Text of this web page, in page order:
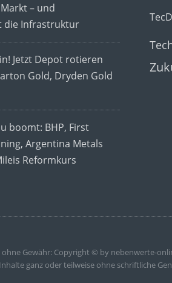
– und
die Infrastruktur
Jetzt Depot rotieren
Gold, Dryden Gold
boomt: BHP, First
Argentina Metals
Reformkurs
Gewähr: Copyright © by nebenwerte-
ganz oder teilweise ohne schriftliche